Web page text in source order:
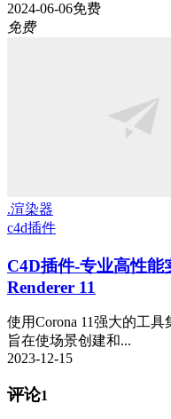
2024-06-06免费
免费
.渲染器
c4d插件
C4D插件-专业高性
Renderer 11
使用Corona 11强大的工
旨在使场景创建和...
2023-12-15
评论1